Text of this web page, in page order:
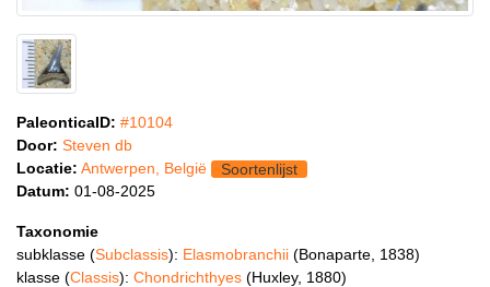
PaleonticaID: #10104
Door: Steven db
Locatie: Antwerpen, België
Soortenlijst
Datum: 01-08-2025
Taxonomie
subklasse (Subclassis): Elasmobranchii (Bonaparte, 1838)
klasse (Classis): Chondrichthyes (Huxley, 1880)